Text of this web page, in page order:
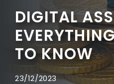
DIGITAL
TO KNOW
23/12/2023